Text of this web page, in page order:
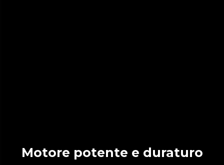
Motore potente e duraturo